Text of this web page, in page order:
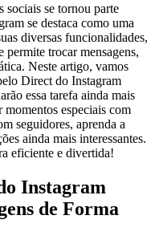
sociais se‍ tornou parte
se destaca como uma
diversas funcionalidades,‍
permite trocar mensagens,​
Neste artigo, vamos
Direct‍ do Instagram
essa tarefa ainda mais
especiais com
seguidores, aprenda a
ainda mais⁣ interessantes.
eficiente e divertida!
Instagram⁣
de⁢ Forma